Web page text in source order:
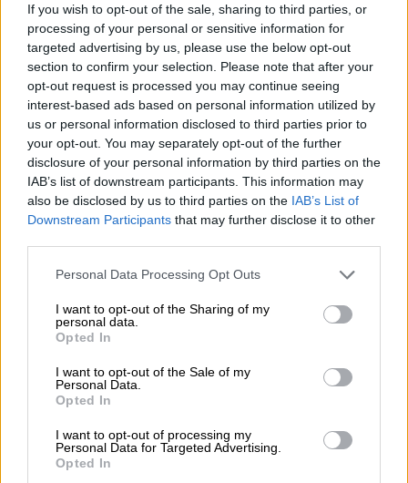
If you wish to opt-out of the sale, sharing to third parties, or
processing of your personal or sensitive information for
targeted advertising by us, please use the below opt-out
section to confirm your selection. Please note that after your
opt-out request is processed you may continue seeing
interest-based ads based on personal information utilized by
us or personal information disclosed to third parties prior to
your opt-out. You may separately opt-out of the further
disclosure of your personal information by third parties on the
IAB’s list of downstream participants. This information may
also be disclosed by us to third parties on the IAB’s List of
Downstream Participants that may further disclose it to other
Please note that this website/app uses one or more Google
not limited to your visit or usage behaviour. You may click to
grant or deny consent to Google and its third-party tags to
use your data for below specified purposes in below Google
consent section.
Personal Data Processing Opt Outs
I want to opt-out of the Sharing of my
personal data.
Opted In
I want to opt-out of the Sale of my
Personal Data.
Opted In
I want to opt-out of processing my
Personal Data for Targeted Advertising.
Opted In
Παραγιός 10, Καστρινάκης 9, Σκροπολίθας 8,
Κασσίμης 6, Ραφτόπουλος 6, Κοκορόγιαννης
5, Κοζάκης 4.
11ος τελικός - ΣΕΦ 23 /Απριλίου 1986
Παναθηναϊκός-Ολυμπιακός 88-78(42-42)
Διαιτητές: Ρήγας-Σταύρου
Παναθηναϊκός (Κυρίτσης): Ιωάννου 13, Βίδας
1, Ανδρίτσος 22, Παπαπέτρου 16, Στεργάκος
25, Σκροπολίθας 11, Πετρουδάκης.
Ολυμπιακός (Αναστασάτος): Σαμπάνης 7,
Παραγιός 8, Μανιάτης 11, Κοζάκης 6,
Καμπούρης 12, Χριστοδούλου 17,
Παναγιωτόπουλος 13, Κούκης 2, Ναλμπάντης
33ος τελικός - Ελληνικό /
26 Μαρτίου 2008
Παναθηναϊκός-Ολυμπιακός 81-79
Διαιτητές: Βορεάδης, Ζαβλανός,
Κουκουλεκίδης